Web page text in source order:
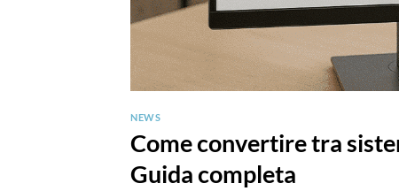
NEWS
Come convertire tra
Guida completa